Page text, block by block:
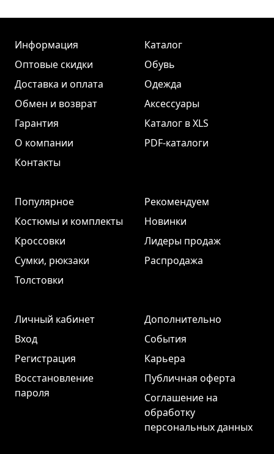
Информация
Оптовые скидки
Доставка и оплата
Обмен и возврат
Гарантия
О компании
Контакты
Каталог
Обувь
Одежда
Аксессуары
Каталог в XLS
PDF-каталоги
Популярное
Костюмы и комплекты
Кроссовки
Сумки, рюкзаки
Толстовки
Рекомендуем
Новинки
Лидеры продаж
Распродажа
Личный кабинет
Вход
Регистрация
Восстановление
пароля
Дополнительно
События
Карьера
Публичная оферта
Соглашение на
обработку
персональных данных